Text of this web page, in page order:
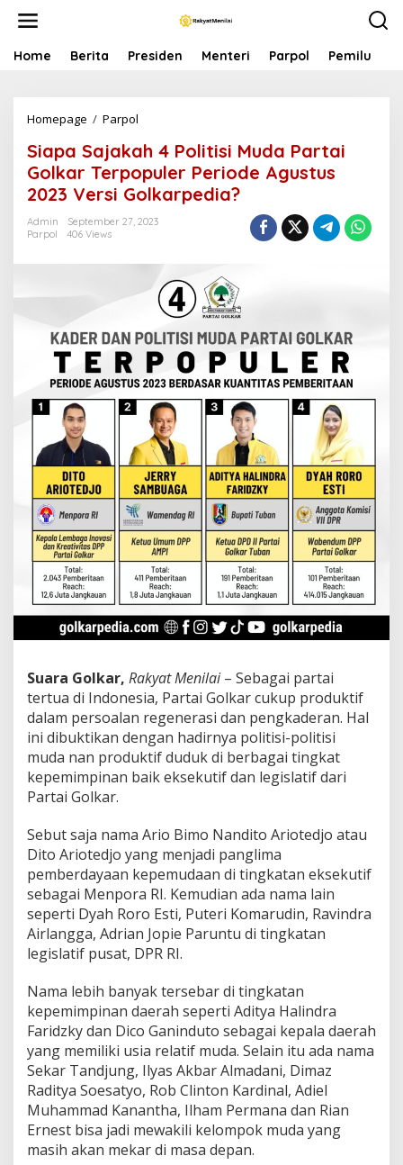
Home Berita Presiden Menteri Parpol Pemilu
Homepage / Parpol
a
p
a
S
a
k
h
P
o
i
i
M
u
d
a
P
a
r
t
a
i
G
o
a
r
T
e
r
p
o
e
r
P
e
r
i
o
d
A
g
u
s
t
u
s
2
0
2
3
Siapa Sajakah 4 Politisi Muda Partai
Golkar Terpopuler Periode Agustus
2023 Versi Golkarpedia?
Admin
September 27, 2023
Parpol
406 Views
Suara Golkar, Rakyat Menilai– Sebagai partai
tertua di Indonesia, Partai Golkar cukup produktif
dalam persoalan regenerasi dan pengkaderan. Hal
ini dibuktikan dengan hadirnya politisi-politisi
muda nan produktif duduk di berbagai tingkat
kepemimpinan baik eksekutif dan legislatif dari
Partai Golkar.
Sebut saja nama Ario Bimo Nandito Ariotedjo atau
Dito Ariotedjo yang menjadi panglima
pemberdayaan kepemudaan di tingkatan eksekutif
sebagai Menpora RI. Kemudian ada nama lain
seperti Dyah Roro Esti, Puteri Komarudin, Ravindra
Airlangga, Adrian Jopie Paruntu di tingkatan
legislatif pusat, DPR RI.
Nama lebih banyak tersebar di tingkatan
kepemimpinan daerah seperti Aditya Halindra
Faridzky dan Dico Ganinduto sebagai kepala daerah
yang memiliki usia relatif muda. Selain itu ada nama
Sekar Tandjung, Ilyas Akbar Almadani, Dimaz
Raditya Soesatyo, Rob Clinton Kardinal, Adiel
Muhammad Kanantha, Ilham Permana dan Rian
Ernest bisa jadi mewakili kelompok muda yang
masih akan mekar di masa depan.